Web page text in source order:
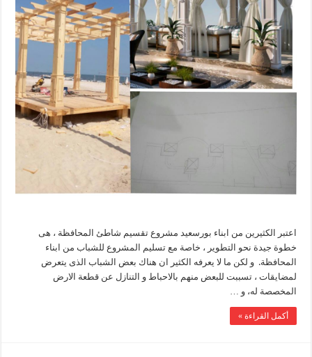
اعتبر الكثيرين من ابناء بورسعيد مشروع تقسيم شاطئ المحافظة ، هى
خطوة جيدة نحو التطوير ، خاصة مع تسليم المشروع للشباب من ابناء
المحافظة. و لكن ما لا يعرفه الكثير ان هناك بعض الشباب الذى يتعرض
لمضايقات ، تسببت للبعض منهم بالاحباط و التنازل عن قطعة الارض
المخصصة له، و …
أكمل القراءة »